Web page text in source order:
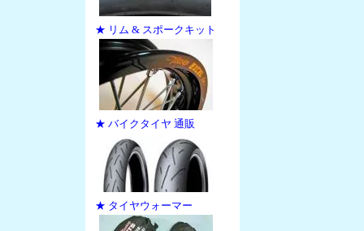
★ リム & スポークキット
★ バイクタイヤ 通販
★ タイヤウォーマー